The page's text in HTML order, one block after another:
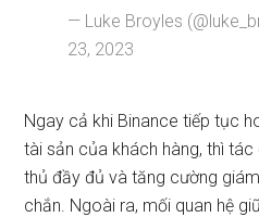
— Luke Broyles
23, 2023
Ngay cả khi Binance tiếp tục
tài sản của khách hàng, thì
thủ đầy đủ và tăng cường
chắn. Ngoài ra, mối quan hệ